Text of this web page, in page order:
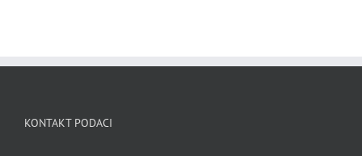
KONTAKT PODACI